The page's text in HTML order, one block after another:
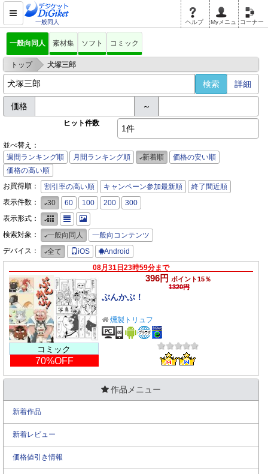
一般同人 ヘルプ Myメニュ コーナー
一般向同人 素材集 ソフト コミック
トップ > 犬塚三郎
詳細
価格 ～
ヒット件数
1件
並べ替え：
週間ランキング順
月間ランキング順 新着順
価格の安い順
価格の高い順
お買得順：
割引率の高い順 キャンペーン参加最新順
終了間近順
表示件数：
30 60 100 200
300
表示形式：
検索対象：
一般向同人
一般向コンテンツ
デバイス：
全て iOS
Android
08月31日23時59分まで
コミック
70%OFF
396円 ポイント15％
1320円
ぶんかぶ！
燻製トリュフ
作品メニュー
新着作品
新着レビュー
価格値引き情報